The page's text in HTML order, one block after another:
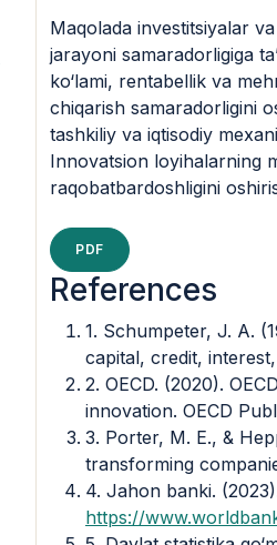
Maqolada investitsiyalar
jarayoni samaradorligiga
ko‘lami, rentabellik va
chiqarish samaradorligini
tashkiliy va iqtisodiy
Innovatsion loyihalarning
raqobatbardoshligini
PDF
References
1. Schumpeter, J. A.
capital, credit,
2. OECD. (2020).
innovation. OECD
3. Porter, M. E., &
transforming
4. Jahon banki.
https://